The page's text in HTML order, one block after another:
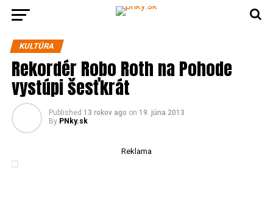
KULTÚRA
Rekordér Robo Roth na Pohode
vystúpi šesťkrát
Published 13 rokov ago on 19. júna 2013
By PNky.sk
Reklama